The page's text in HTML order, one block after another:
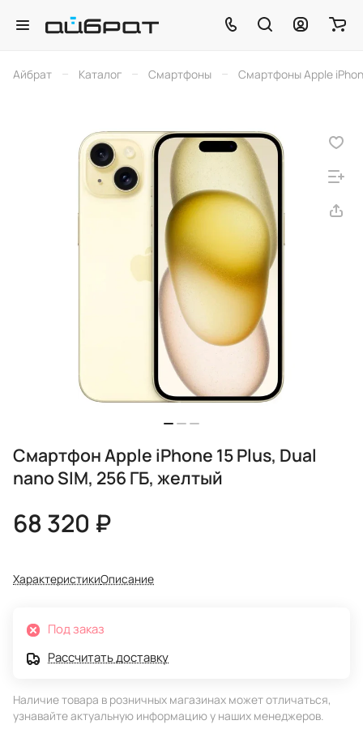
Айбрат – Каталог – Смартфоны – Смартфоны Apple
Смартфон Apple iPhone 15 Plus, Dual
nano SIM, 256 ГБ, желтый
68 320 ₽
ХарактеристикиОписание
Под заказ
Рассчитать доставку
Наличие товара в розничных магазинах может отличаться,
узнавайте актуальную информацию у наших менеджеров.